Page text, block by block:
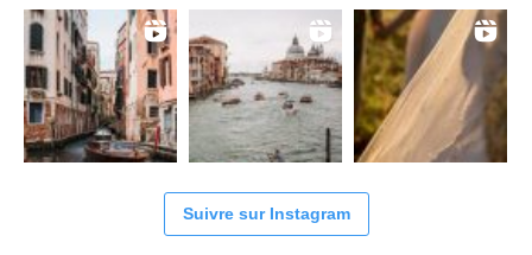
Suivre sur Instagram